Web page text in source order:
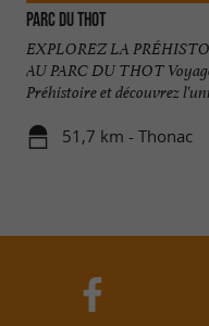
Parc du Thot
EXPLOREZ LA
AU PARC DU THOT
Préhistoire et découvrez
51,7 km - Thonac